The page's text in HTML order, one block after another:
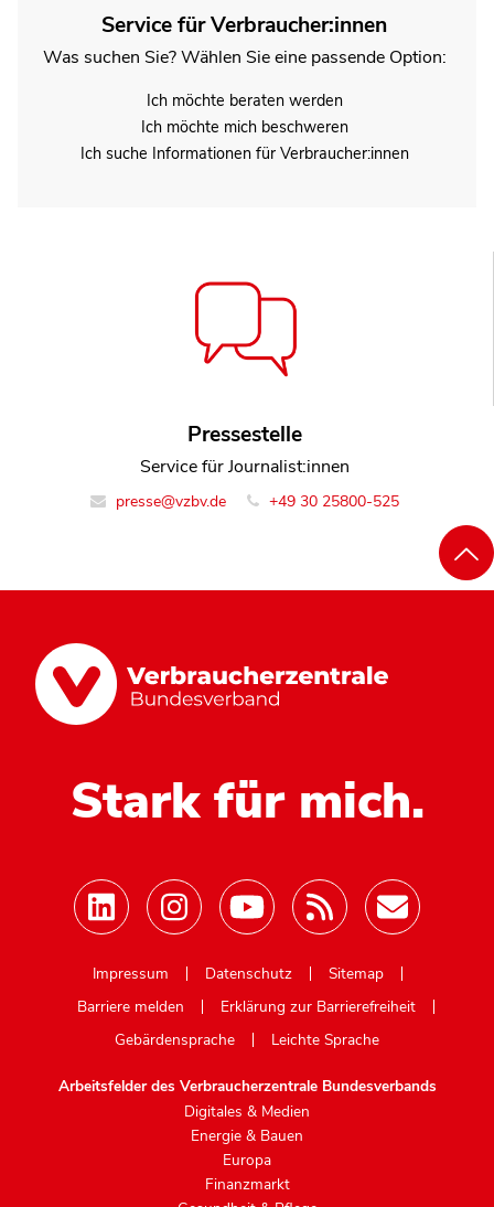
Service für Verbraucher:innen
Was suchen Sie? Wählen Sie eine passende Option:
Ich möchte beraten werden
Ich möchte mich beschweren
Ich suche Informationen für Verbraucher:innen
Pressestelle
Service für Journalist:innen
presse@vzbv.de +49 30 25800-525
Stark für mich.
Impressum
Datenschutz
Sitemap
Barriere melden
Erklärung zur Barrierefreiheit
Gebärdensprache
Leichte Sprache
Arbeitsfelder des Verbraucherzentrale Bundesverbands
Digitales & Medien
Energie & Bauen
Europa
Finanzmarkt